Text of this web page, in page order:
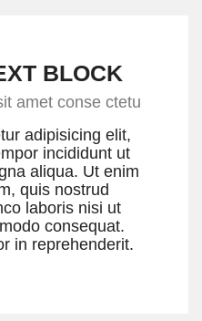
BLOCK
amet conse ctetu
adipisicing elit,
incididunt ut
aliqua. Ut enim
quis nostrud
laboris nisi ut
consequat.
in reprehenderit.